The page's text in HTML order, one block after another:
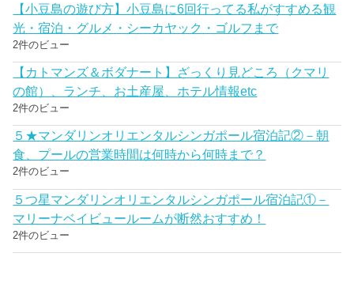
【小豆島の遊び方】小豆島に6回行ってる私がすすめる観
光・宿泊・グルメ・シーカヤック・ゴルフまで
2件のビュー
【カトマンズ＆ボダナート】ざっくり見どころ（クマリ
の館）、ランチ、お土産屋、ホテル情報etc
2件のビュー
５★マンダリンオリエンタルシンガポール宿泊記②－朝
食、プールの営業時間は何時から何時まで？
2件のビュー
５つ星マンダリンオリエンタルシンガポール宿泊記①－
マリーナベイビュールームが断然おすすめ！
2件のビュー